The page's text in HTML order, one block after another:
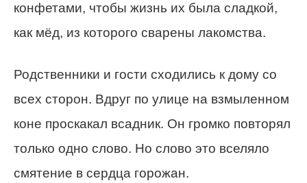
конфетами, чтобы жизнь их была сладкой,
как мёд, из которого сварены лакомства.
Родственники и гости сходились к дому со
всех сторон. Вдруг по улице на взмыленном
коне проскакал всадник. Он громко повторял
только одно слово. Но слово это вселяло
смятение в сердца горожан.